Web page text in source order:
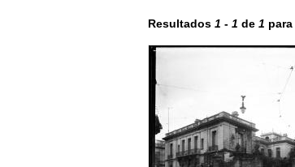
Resultados 1 - 1 de 1 para